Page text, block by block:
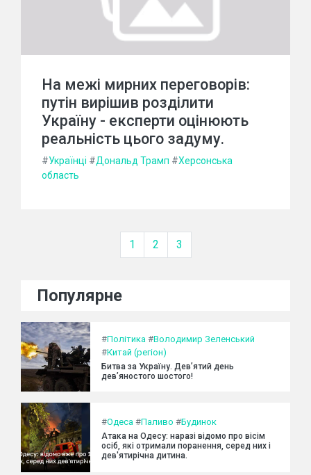
На межі мирних переговорів:
путін вирішив розділити
Україну - експерти оцінюють
реальність цього задуму.
#Українці #Дональд Трамп #Херсонська
область
1 2 3
Популярне
#Політика #Володимир Зеленський
#Китай (регіон)
Битва за Україну. Дев’ятий день
дев’яностого шостого!
#Одеса #Паливо #Будинок
Атака на Одесу: наразі відомо про вісім
осіб, які отримали поранення, серед них і
дев'ятирічна дитина.